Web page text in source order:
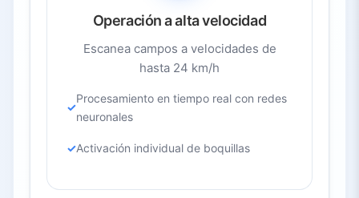
Operación a alta velocidad
Escanea campos a velocidades de
hasta 24 km/h
Procesamiento en tiempo real con redes
neuronales
Activación individual de boquillas